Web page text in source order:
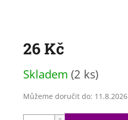
26 Kč
cena:
Skladem (2 ks)
Můžeme doručit do: 11.8.2026